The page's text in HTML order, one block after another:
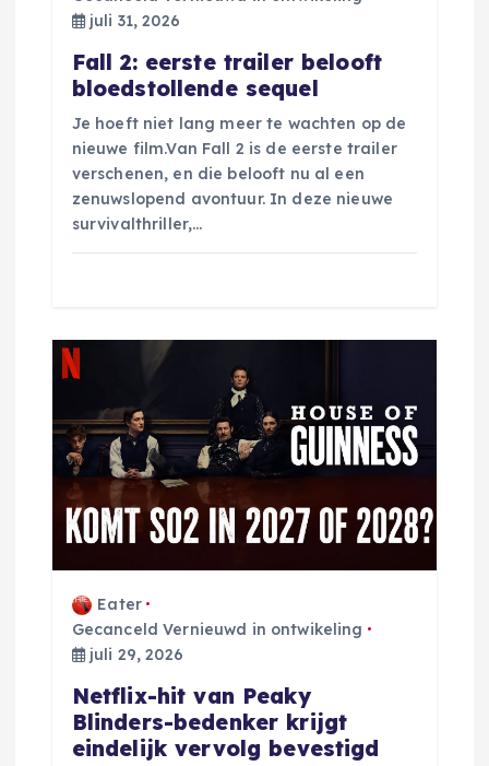
juli 31, 2026
Fall 2: eerste trailer belooft
bloedstollende sequel
Je hoeft niet lang meer te wachten op de
nieuwe film.Van Fall 2 is de eerste trailer
verschenen, en die belooft nu al een
zenuwslopend avontuur. In deze nieuwe
survivalthriller,…
Eater
Gecanceld Vernieuwd in ontwikeling
juli 29, 2026
Netflix-hit van Peaky
Blinders-bedenker krijgt
eindelijk vervolg bevestigd